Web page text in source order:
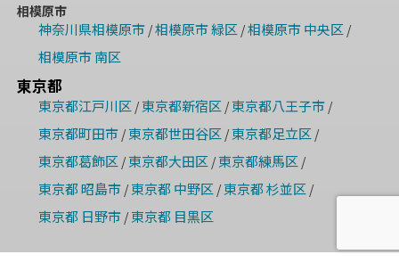
相模原市
神奈川県相模原市/相模原市 緑区 /相模原市 中央区 /
相模原市 南区
東京都
東京都江戸川区 / 東京都新宿区 / 東京都八王子市/
東京都町田市/ 東京都世田谷区 / 東京都足立区 /
東京都葛飾区 / 東京都大田区 / 東京都練馬区 /
東京都 昭島市/ 東京都 中野区 / 東京都 杉並区 /
東京都 日野市/ 東京都 目黒区